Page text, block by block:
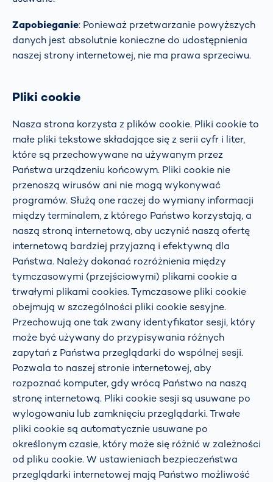
Zapobieganie: Ponieważ przetwarzanie powyższych
danych jest absolutnie konieczne do udostępnienia
naszej strony internetowej, nie ma prawa sprzeciwu.
Pliki cookie
Nasza strona korzysta z plików cookie. Pliki cookie to
małe pliki tekstowe składające się z serii cyfr i liter,
które są przechowywane na używanym przez
Państwa urządzeniu końcowym. Pliki cookie nie
przenoszą wirusów ani nie mogą wykonywać
programów. Służą one raczej do wymiany informacji
między terminalem, z którego Państwo korzystają, a
naszą stroną internetową, aby uczynić naszą ofertę
internetową bardziej przyjazną i efektywną dla
Państwa. Należy dokonać rozróżnienia między
tymczasowymi (przejściowymi) plikami cookie a
trwałymi plikami cookies. Tymczasowe pliki cookie
obejmują w szczególności pliki cookie sesyjne.
Przechowują one tak zwany identyfikator sesji, który
może być używany do przypisywania różnych
zapytań z Państwa przeglądarki do wspólnej sesji.
Pozwala to naszej stronie internetowej, aby
rozpoznać komputer, gdy wrócą Państwo na naszą
stronę internetową. Pliki cookie sesji są usuwane po
wylogowaniu lub zamknięciu przeglądarki. Trwałe
pliki cookie są automatycznie usuwane po
określonym czasie, który może się różnić w zależności
od pliku cookie. W ustawieniach bezpieczeństwa
przeglądarki internetowej mają Państwo możliwość